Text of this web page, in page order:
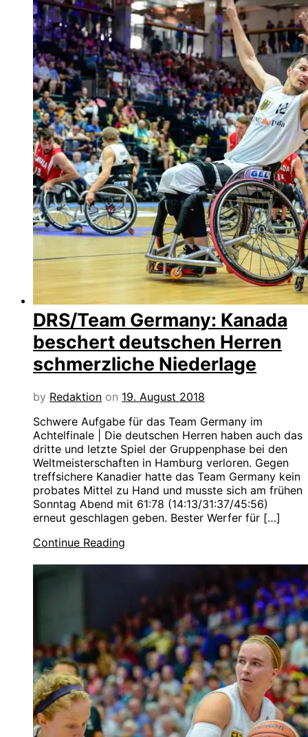
DRS/Team Germany: Kanada
beschert deutschen Herren
schmerzliche Niederlage
by Redaktion on 19. August 2018
Schwere Aufgabe für das Team Germany im
Achtelfinale | Die deutschen Herren haben auch das
dritte und letzte Spiel der Gruppenphase bei den
Weltmeisterschaften in Hamburg verloren. Gegen
treffsichere Kanadier hatte das Team Germany kein
probates Mittel zu Hand und musste sich am frühen
Sonntag Abend mit 61:78 (14:13/31:37/45:56)
erneut geschlagen geben. Bester Werfer für […]
Continue Reading